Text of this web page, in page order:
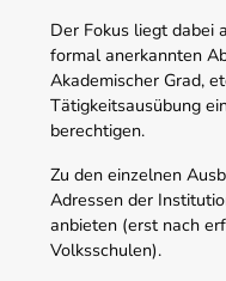
Der Fokus liegt dabei
formal anerkannten
Akademischer Grad,
Tätigkeitsausübung
berechtigen.
Zu den einzelnen
Adressen der
anbieten (erst nach
Volksschulen).